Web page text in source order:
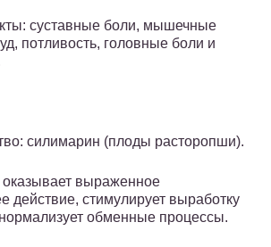
суставные боли, мышечные
потливость, головные боли и
силимарин (плоды расторопши).
выраженное
действие, стимулирует выработку
обменные процессы.